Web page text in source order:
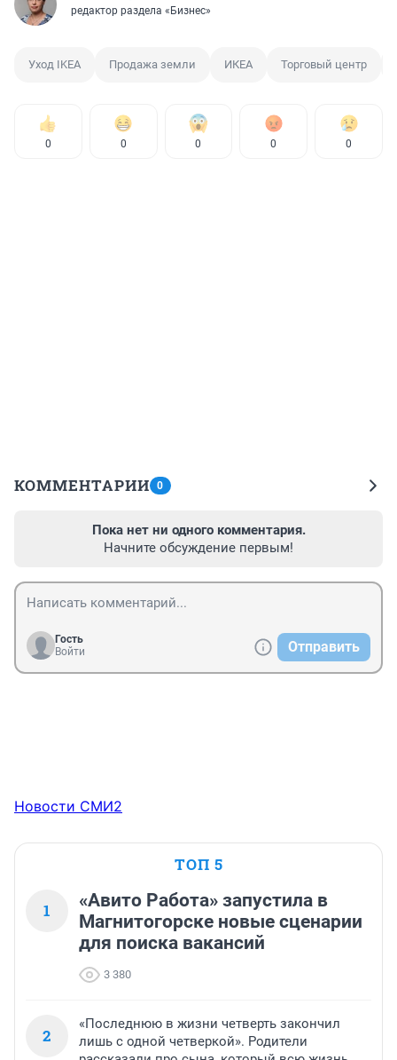
редактор раздела «Бизнес»
Уход IKEA Продажа земли ИКЕА Торговый центр
0 0 0 0 0
КОММЕНТАРИИ 0
Пока нет ни одного комментария.
Начните обсуждение первым!
Гость
Войти
Отправить
Новости СМИ2
ТОП 5
1
«Авито Работа» запустила в
Магнитогорске новые сценарии
для поиска вакансий
3 380
2
«Последнюю в жизни четверть закончил
лишь с одной четверкой». Родители